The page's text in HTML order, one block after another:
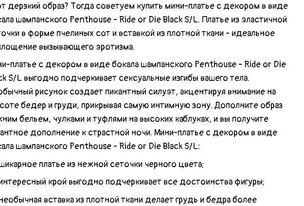
дерзкий образ? Тогда советуем купить мини-платье с декором в виде
шампанского Penthouse - Ride or Die Black S/L. Платье из эластичной
в форме пчелиных сот и вставкой из плотной ткани - идеальное
вызывающего эротизма.
платье с декором в виде бокала шампанского Penthouse - Ride or Die
S/L выгодно подчеркивает сексуальные изгибы вашего тела.
рисунок создает пикантный силуэт, акцентируя внимание на
бедер и груди, прикрывая самую интимную зону. Дополните образ
бельем, чулками и туфлями на высоких каблуках, и вы получите
дополнение к страстной ночи. Мини-платье с декором в виде
шампанского Penthouse - Ride or Die Black S/L:
платье из нежной сеточки черного цвета;
крой выгодно подчеркивает все достоинства фигуры;
вставка из плотной ткани делает грудь и бедра более